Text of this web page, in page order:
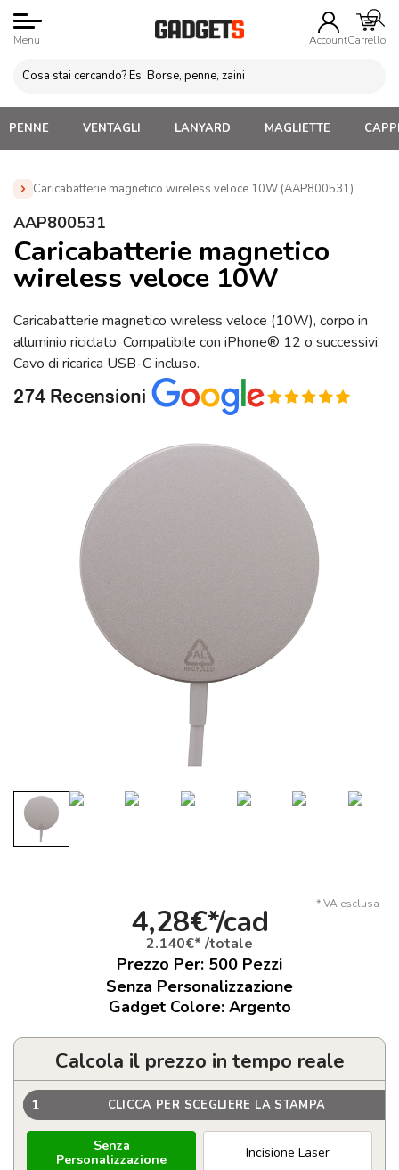
Menu AccountCarrello
PENNE VENTAGLI LANYARD MAGLIETTE
Caricabatterie magnetico wireless veloce 10W (AAP800531)
Home » Gadget per Cellulare Personalizzati
Ecologici
»
Caricabatterie magnetico wireless veloce 10W
(AAP800531)
AAP800531
Caricabatterie magnetico
wireless veloce 10W
Caricabatterie magnetico wireless veloce (10W), corpo in
alluminio riciclato. Compatibile con iPhone® 12 o successivi.
Cavo di ricarica USB-C incluso.
*IVA esclusa
4,28€*/cad
2.140€* /totale
Prezzo Per: 500 Pezzi
Senza Personalizzazione
Gadget Colore: Argento
Calcola il prezzo in tempo reale
1 CLICCA PER SCEGLIERE LA STAMPA
Senza
Personalizzazione
Incisione Laser